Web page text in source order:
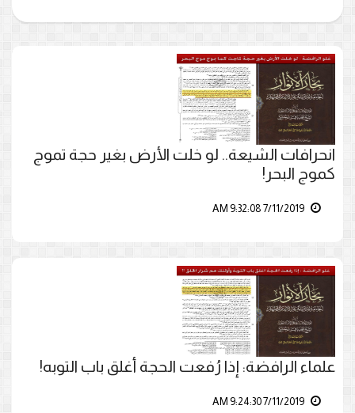
انحرافات الشيعة.. لو خلت الأرض بغير حجة تموج
كموج البحر!
علماء الرافضة: إذا رُفعت الحجة أغلق باب التوبه!